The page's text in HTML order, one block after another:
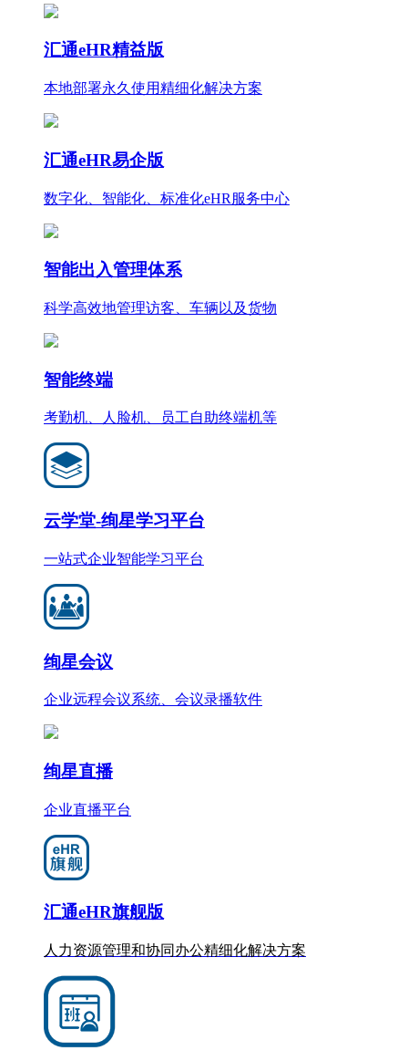
汇通eHR精益版
本地部署永久使用精细化解决方案
汇通eHR易企版
数字化、智能化、标准化eHR服务中心
智能出入管理体系
科学高效地管理访客、车辆以及货物
智能终端
考勤机、人脸机、员工自助终端机等
云学堂-绚星学习平台
一站式企业智能学习平台
绚星会议
企业远程会议系统、会议录播软件
绚星直播
企业直播平台
汇通eHR旗舰版
人力资源管理和协同办公精细化解决方案